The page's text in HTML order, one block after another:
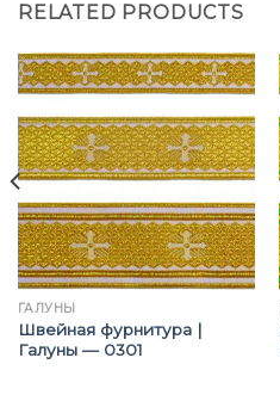
RELATED PRODUCTS
ГАЛУНЫ
Швейная фурнитура |
Галуны — 0301